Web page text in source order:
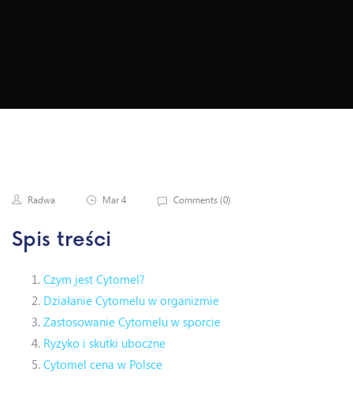
Radwa Mar 4 Comments (0)
Spis treści
Czym jest Cytomel?
Działanie Cytomelu w organizmie
Zastosowanie Cytomelu w sporcie
Ryzyko i skutki uboczne
Cytomel cena w Polsce